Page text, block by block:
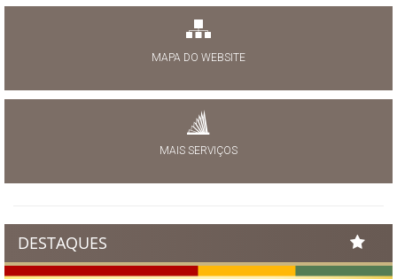
MAPA DO WEBSITE
MAIS SERVIÇOS
DESTAQUES